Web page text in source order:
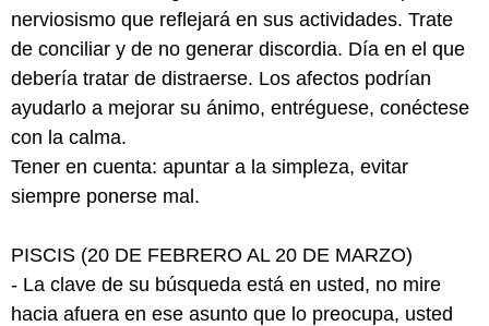
nerviosismo que reflejará en sus actividades. Trate
de conciliar y de no generar discordia. Día en el que
debería tratar de distraerse. Los afectos podrían
ayudarlo a mejorar su ánimo, entréguese, conéctese
con la calma.
Tener en cuenta: apuntar a la simpleza, evitar
siempre ponerse mal.
PISCIS (20 DE FEBRERO AL 20 DE MARZO)
- La clave de su búsqueda está en usted, no mire
hacia afuera en ese asunto que lo preocupa, usted